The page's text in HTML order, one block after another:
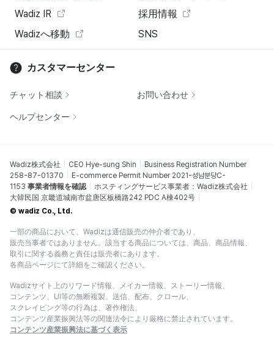
Wadiz IR
採用情報
Wadizへ移動
SNS
カスタマーセンター
チャット相談 お問い合わせ
ヘルプセンター
Wadiz株式会社 CEO Hye-sung Shin
Business Registration Number
258-87-01370
E-commerce Permit Number 2021-성남분당C-
1153 事業者情報を確認
ホスティングサービス事業者：Wadiz株式会社
大韓民国 京畿道城南市盆唐区板橋路242 PDC A棟402号
© wadiz Co., Ltd.
一部の商品において、Wadizは通信販売の仲介者であり、
販売当事者ではありません。該当する商品については、商品、商品情報、
取引に関する義務と責任は販売者にあります。
各商品ページにて詳細をご確認ください。
Wadizサイト上のリワード情報、メイカー情報、ストーリー情報、
コンテンツ、UI等の無断複製、送信、配布、クロール、
スクレイピング等の行為は、著作権法、
コンテンツ産業振興法等の関連法令により厳格に禁止されています。
コンテンツ産業振興法に基づく表示